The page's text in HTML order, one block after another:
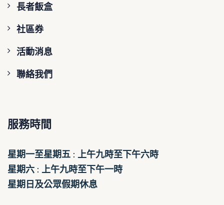
長者飯盒
社區券
活動消息
聯絡我們
服務時間
星期一至星期五 : 上午九時至下午六時
星期六 : 上午九時至下午一時
星期日及公眾假期休息